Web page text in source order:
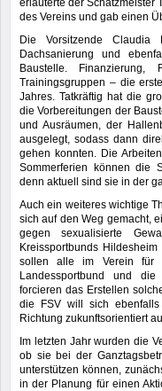
erläuterte der Schatzmeister
des Vereins und gab einen
Die Vorsitzende
Dachsanierung und
Baustelle. Finanzierung,
Trainingsgruppen – die
Jahres. Tatkräftig hat die
die Vorbereitungen der
und Ausräumen, der
ausgelegt, sodass dann
gehen konnten. Die
Sommerferien können die
denn aktuell sind sie in der
Auch ein weiteres wichtige
sich auf den Weg gemacht,
gegen sexualisierte
Kreissportbunds
sollen alle im Verein für
Landessportbund und
forcieren das Erstellen
die FSV will sich
Richtung zukunftsorientiert
Im letzten Jahr wurden die
ob sie bei der
unterstützen können,
in der Planung für einen